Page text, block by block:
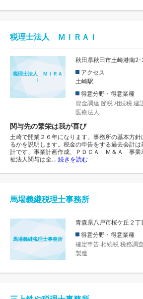
税理士法人 ＭＩＲＡＩ
税理士法人 ＭＩＲＡ
Ｉ
秋田県秋田市土崎港南
アクセス
土崎駅
得意分野・得意業種
資金調達 節税 相続税 建
医療法人
関与先の繁栄は我が喜び
土崎で開業２６年になります。事務所の基本方
るかを説明します。税金の申告をする過去会計
計です、事業計画作成、ＰＤＣＡ Ｍ＆Ａ 事業
祉法人関与は全… 続きを読む
馬場義継税理士事務所
馬場義継税理士事務所
青森県八戸市桜ケ丘２丁
得意分野・得意業種
確定申告 相続税 税務調査
製造